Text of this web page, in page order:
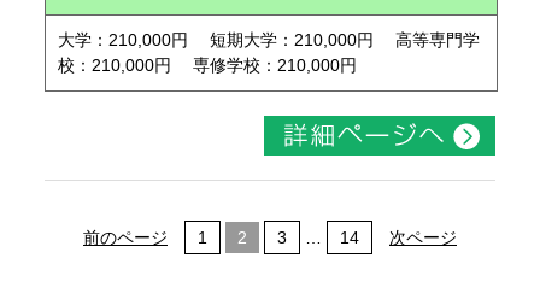
大学：210,000円 短期大学：210,000円 高等専門学
校：210,000円 専修学校：210,000円
前のページ 1 2 3 14 次ページ